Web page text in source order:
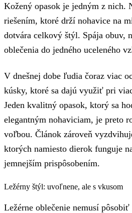
Kožený opasok je jedným z nich.
riešením, ktoré drží nohavice na
dotvára celkový štýl. Spája obuv,
oblečenia do jedného uceleného
V dnešnej dobe ľudia čoraz viac
kúsky, ktoré sa dajú využiť pri
Jeden kvalitný opasok, ktorý sa
elegantným nohaviciam, je preto
voľbou. Článok zároveň
ktorých namiesto dierok funguje
jemnejším prispôsobením.
Ležérny štýl: uvoľnene, ale s vkusom
Ležérne oblečenie nemusí pôsobiť